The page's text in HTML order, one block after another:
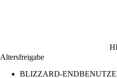
Altersfreigabe
BLIZZARD-